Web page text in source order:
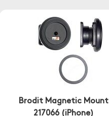
Brodit Magnetic Mount
217066 (iPhone)